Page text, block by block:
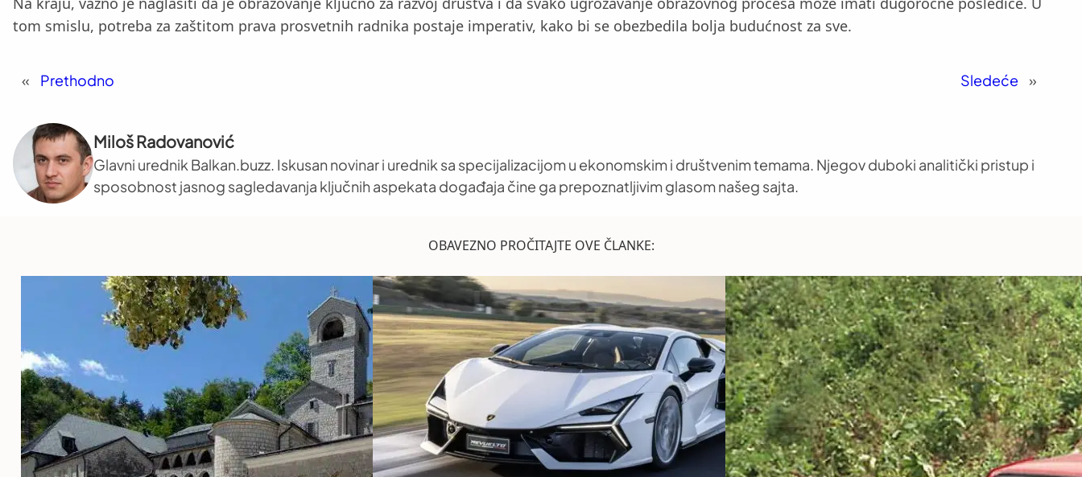
tom smislu, potreba za zaštitom prava prosvetnih radnika postaje imperativ, kako bi se obezbedila bolja budućnost za sve.
« Prethodno Sledeće »
Miloš Radovanović
Glavni urednik Balkan.buzz. Iskusan novinar i urednik sa specijalizacijom u ekonomskim i društvenim temama. Njegov duboki analitički pristup i
sposobnost jasnog sagledavanja ključnih aspekata događaja čine ga prepoznatljivim glasom našeg sajta.
OBAVEZNO PROČITAJTE OVE ČLANKE: